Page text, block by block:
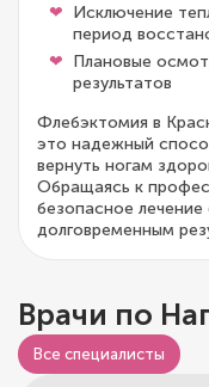
Исключение
период
Плановые
результатов
Флебэктомия в
это надежный
вернуть ногам
Обращаясь к
безопасное
долговременным
Врачи по
Все специалисты